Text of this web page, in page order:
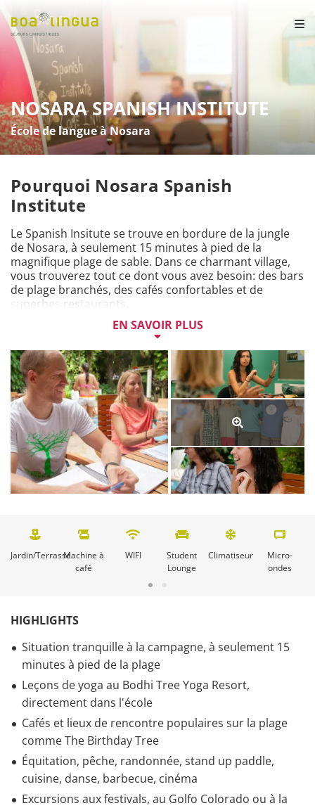
NOSARA SPANISH INSTITUTE
École de langue à Nosara
Pourquoi Nosara Spanish
Institute
Le Spanish Insitute se trouve en bordure de la jungle
de Nosara, à seulement 15 minutes à pied de la
magnifique plage de sable. Dans ce charmant village,
vous trouverez tout ce dont vous avez besoin: des bars
de plage branchés, des cafés confortables et de
superbes restaurants.
L'offre de loisirs variée propose d'innombrables offres,
party en passant par l'équitation, les randonnées, la
pêche, le surf, le yoga et les excursions aux festivals, au
parc national ou à Sámara.
Une semaine de cours de langue à la Nosara Spanish
Institute est disponible à partir de 243 CHF.
EN SAVOIR PLUS
Jardin/TerrasseMachine à
café
WIFI
Student
Lounge
Climatiseur
Micro-
ondes
HIGHLIGHTS
Situation tranquille à la campagne, à seulement 15
minutes à pied de la plage
Leçons de yoga au Bodhi Tree Yoga Resort,
directement dans l'école
Cafés et lieux de rencontre populaires sur la plage
comme The Birthday Tree
Équitation, pêche, randonnée, stand up paddle,
cuisine, danse, barbecue, cinéma
Excursions aux festivals, au Golfo Colorado ou à la